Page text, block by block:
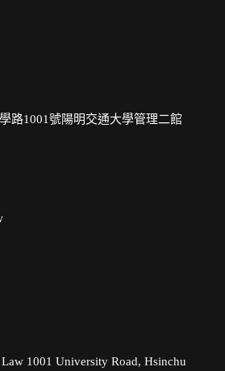
路1001號陽明交通大學管理二館
1001 University Road, Hsinchu